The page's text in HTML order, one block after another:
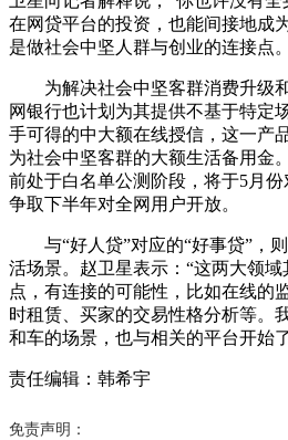
在网贷平台的投资，也能间接地成
是做社会中坚人群与创业的连接点
为解决社会中坚客群消费升级
网银行也计划为其提供不基于特定
手可得的中大额在线授信，这一产
为社会中坚客群的大额生活备用金
前处于白名单公测阶段，将于5月份
争取下半年对全网用户开放。
与“好人贷”对应的“好事贷”，则
活场景。赵卫星表示：“这两大领
点，有连接的可能性，比如在线的
时租赁、买家的交易性格分析等。
和车的场景，也与相关的平台开始
责任编辑：韩希宇
免责声明：